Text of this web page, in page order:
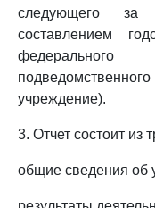
следующего за
составлением
федерального
учреждение).
3. Отчет состоит из
общие сведения об